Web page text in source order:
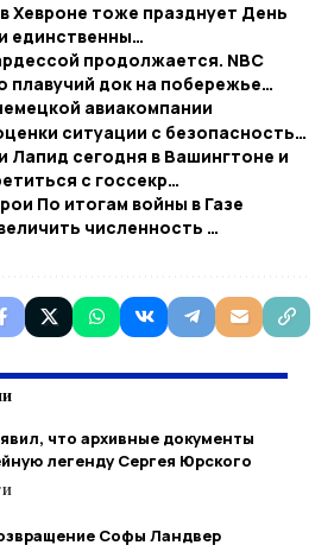
Хевроне тоже празднует День
единственны…​
продолжается. NBC
плавучий док на побережье…
авиакомпании
ситуации с безопасность…
Лапид сегодня в Вашингтоне и
с госсекр…
По итогам войны в Газе
численность …
что архивные документы
легенду Сергея Юрского
Софы Ландвер